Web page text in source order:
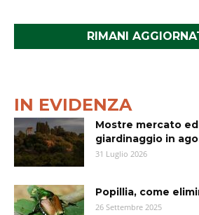
RIMANI
IN EVIDENZA
Mostre mercato
giardinaggio in
31 Luglio 2026
Popillia, come
26 Settembre 2025